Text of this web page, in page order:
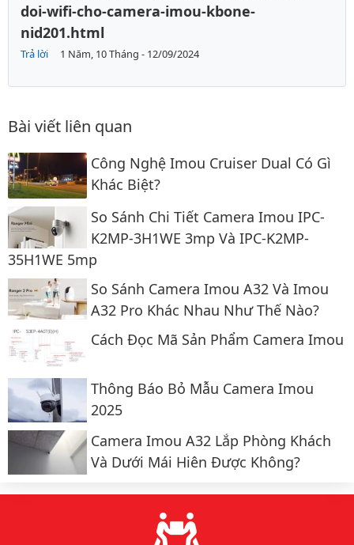
doi-wifi-cho-camera-imou-kbone-
nid201.html
Trả lời 1 Năm, 10 Tháng - 12/09/2024
Bài viết liên quan
Công Nghệ Imou Cruiser Dual Có Gì
Khác Biệt?
So Sánh Chi Tiết Camera Imou IPC-
K2MP-3H1WE 3mp Và IPC-K2MP-
35H1WE 5mp
So Sánh Camera Imou A32 Và Imou
A32 Pro Khác Nhau Như Thế Nào?
Cách Đọc Mã Sản Phẩm Camera Imou
Thông Báo Bỏ Mẫu Camera Imou
2025
Camera Imou A32 Lắp Phòng Khách
Và Dưới Mái Hiên Được Không?
Lý do chọn chúng tôi